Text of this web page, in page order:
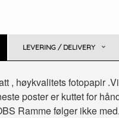
LEVERING / DELIVERY
, høykvalitets fotopapir
poster er kuttet for
Ramme følger ikke